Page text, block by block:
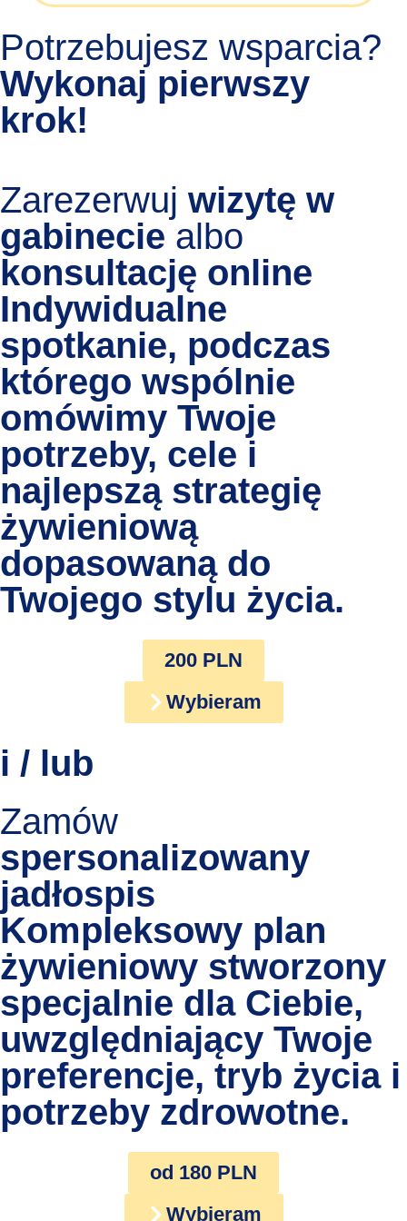
Potrzebujesz wsparcia?
Wykonaj pierwszy
krok!
Zarezerwuj wizytę w
gabinecie albo
konsultację online
Indywidualne
spotkanie, podczas
którego wspólnie
omówimy Twoje
potrzeby, cele i
najlepszą strategię
żywieniową
dopasowaną do
Twojego stylu życia.
200 PLN
Wybieram
i / lub
Zamów
spersonalizowany
jadłospis
Kompleksowy plan
żywieniowy stworzony
specjalnie dla Ciebie,
uwzględniający Twoje
preferencje, tryb życia i
potrzeby zdrowotne.
od 180 PLN
Wybieram